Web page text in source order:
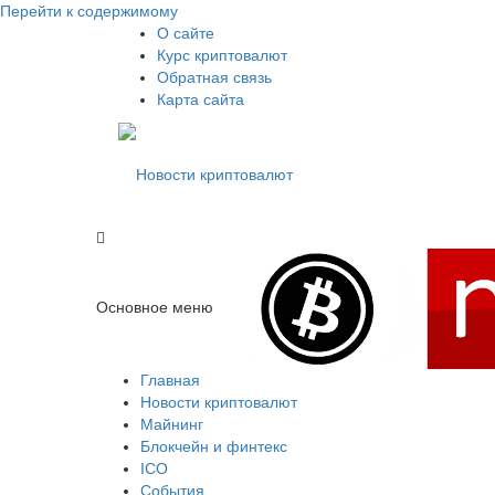
Перейти к содержимому
О сайте
Курс криптовалют
Обратная связь
Карта сайта
Новости криптовалют
Основное меню
Новости криптовалют
Главная
Новости криптовалют
Майнинг
Блокчейн и финтекс
ICO
События